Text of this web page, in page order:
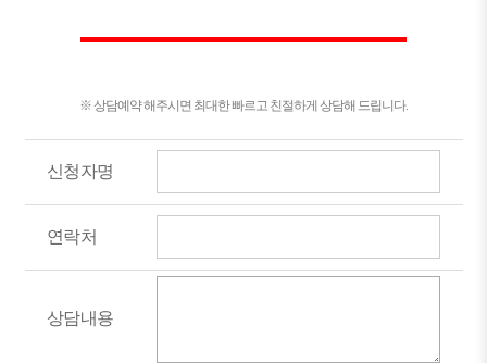
※ 상담예약 해주시면 최대한 빠르고 친절하게 상담해 드립니다.
신청자명
연락처
상담내용